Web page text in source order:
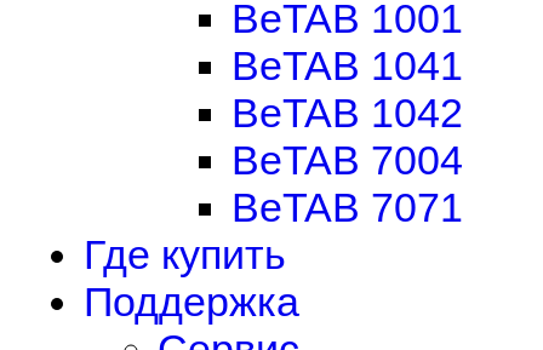
BeTAB 1001
BeTAB 1041
BeTAB 1042
BeTAB 7004
BeTAB 7071
Где купить
Поддержка